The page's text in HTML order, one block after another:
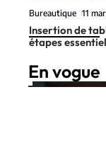
Bureautique 11
Insertion de
étapes
En vogue